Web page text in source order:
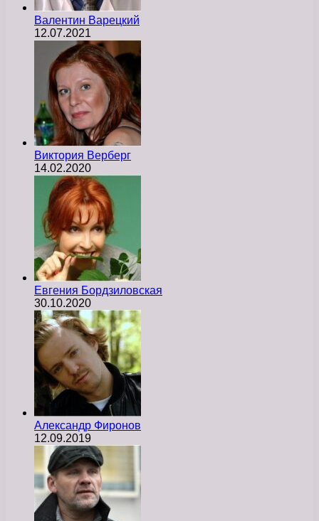
Валентин Варецкий
12.07.2021
Виктория Верберг
14.02.2020
Евгения Бордзиловская
30.10.2020
Александр Фиронов
12.09.2019